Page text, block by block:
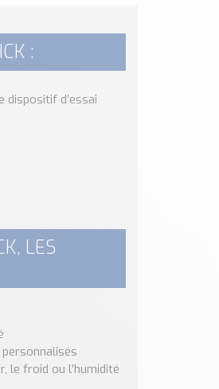
:
dispositif d’essai
LES
le froid ou l’humidité